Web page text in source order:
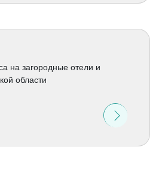
на загородные отели и
области